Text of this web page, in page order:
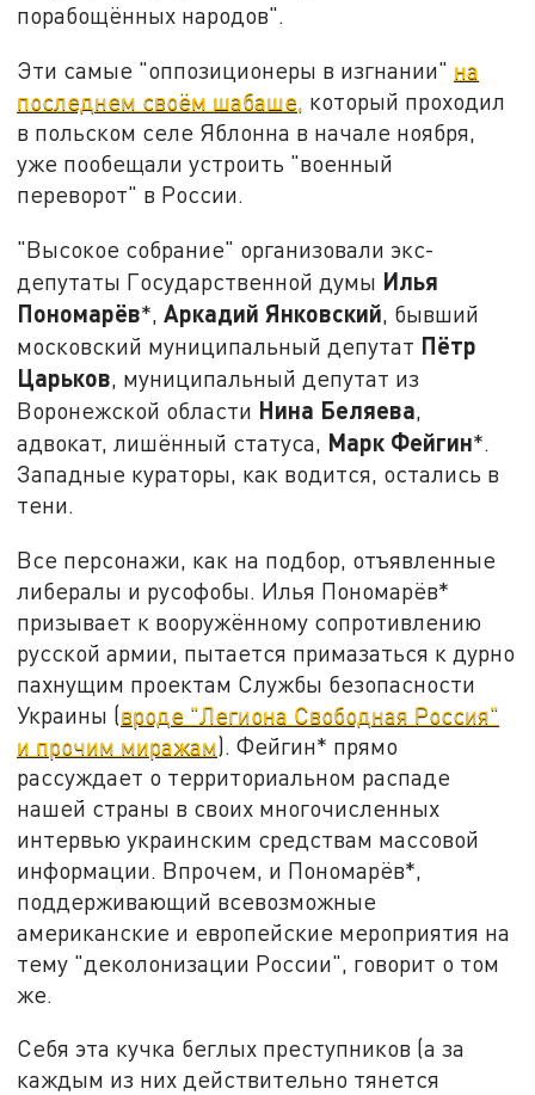
порабощённых народов".
Эти самые "оппозиционеры в изгнании" на
последнем своём шабаше, который проходил
в польском селе Яблонна в начале ноября,
уже пообещали устроить "военный
переворот" в России.
"Высокое собрание" организовали экс-
депутаты Государственной думы Илья
Пономарёв*,Аркадий Янковский, бывший
московский муниципальный депутат Пётр
Царьков, муниципальный депутат из
Воронежской области Нина Беляева,
адвокат, лишённый статуса, Марк Фейгин*.
Западные кураторы, как водится, остались в
тени.
Все персонажи, как на подбор, отъявленные
либералы и русофобы. Илья Пономарёв*
призывает к вооружённому сопротивлению
русской армии, пытается примазаться к дурно
пахнущим проектам Службы безопасности
Украины (вроде "Легиона Свободная Россия"
и прочим миражам). Фейгин* прямо
рассуждает о территориальном распаде
нашей страны в своих многочисленных
интервью украинским средствам массовой
информации. Впрочем, и Пономарёв*,
поддерживающий всевозможные
американские и европейские мероприятия на
тему "деколонизации России", говорит о том
же.
Себя эта кучка беглых преступников (а за
каждым из них действительно тянется